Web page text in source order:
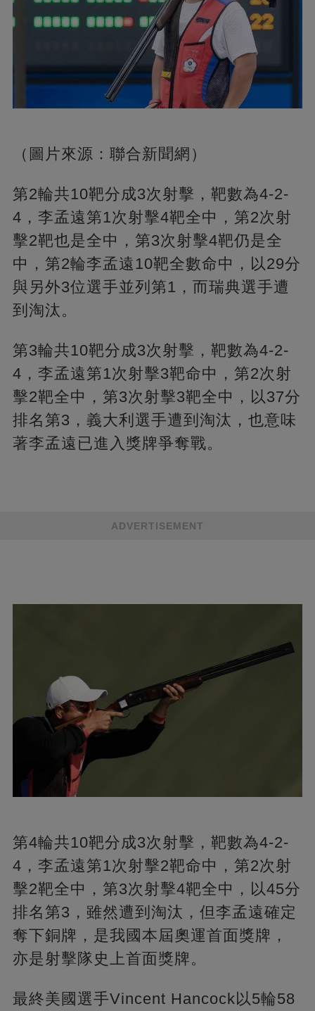
（圖片來源：聯合新聞網）
第2輪共10靶分成3次射擊，靶數為4-2-
4，李孟遠第1次射擊4靶全中，第2次射
擊2靶也是全中，第3次射擊4靶仍是全
中，第2輪李孟遠10靶全數命中，以29分
與另外3位選手並列第1，而瑞典選手遭
到淘汰。
第3輪共10靶分成3次射擊，靶數為4-2-
4，李孟遠第1次射擊3靶命中，第2次射
擊2靶全中，第3次射擊3靶全中，以37分
排名第3，義大利選手遭到淘汰，也意味
著李孟遠已進入獎牌爭奪戰。
ADVERTISEMENT
第4輪共10靶分成3次射擊，靶數為4-2-
4，李孟遠第1次射擊2靶命中，第2次射
擊2靶全中，第3次射擊4靶全中，以45分
排名第3，雖然遭到淘汰，但李孟遠確定
奪下銅牌，是我國本屆奧運首面獎牌，
亦是射擊隊史上首面獎牌。
最終美國選手Vincent Hancock以5輪58